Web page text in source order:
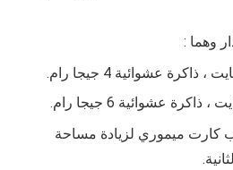
وهما :
كارت ميموري لزيادة مساحة